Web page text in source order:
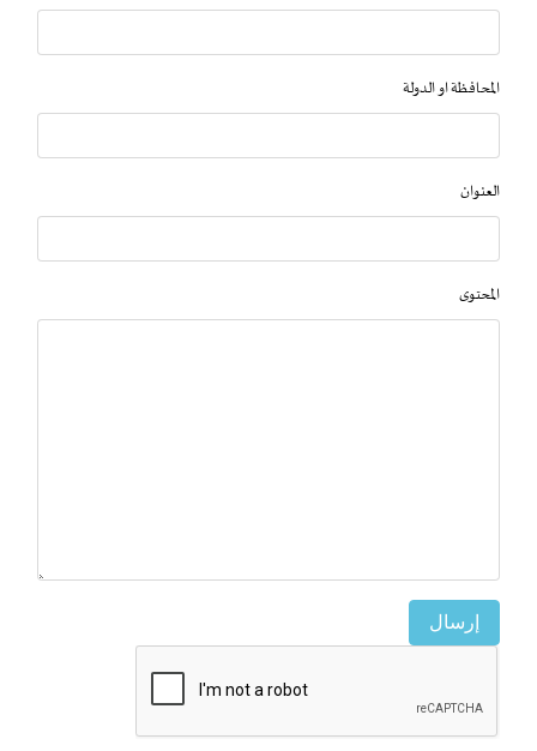
المحافظة او الدولة
العنوان
المحتوى
إرسال